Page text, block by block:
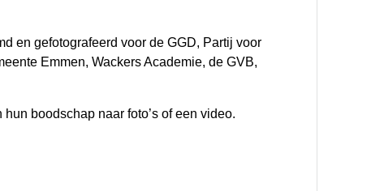
en gefotografeerd voor de GGD, Partij voor
Emmen, Wackers Academie, de GVB,
boodschap naar foto’s of een video.